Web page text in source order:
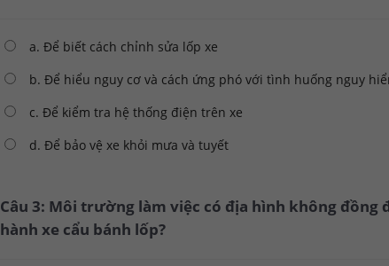
a. Để biết cách chỉnh sửa lốp xe
b. Để hiểu nguy cơ và cách ứng phó với tình huống nguy
c. Để kiểm tra hệ thống điện trên xe
d. Để bảo vệ xe khỏi mưa và tuyết
Câu 3: Môi trường làm việc có địa hình không
hành xe cẩu bánh lốp?